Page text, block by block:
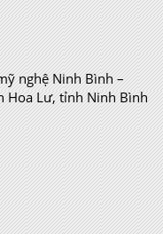
nghệ Ninh Bình –
Hoa Lư, tỉnh Ninh Bình